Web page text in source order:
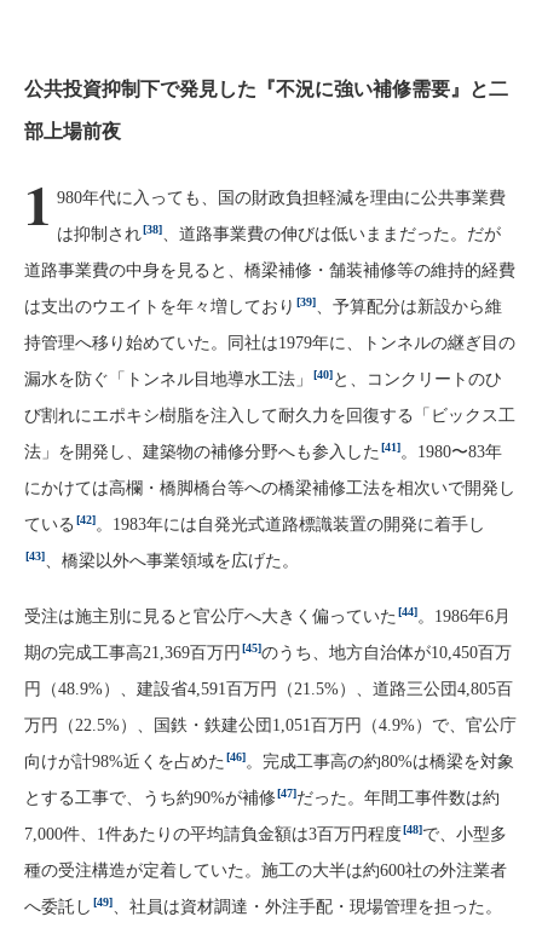
公共投資抑制下で発見した『不況に強い補修需要』と二
部上場前夜
1 980年代に入っても、国の財政負担軽減を理由に公共事業費
は抑制され[38]、道路事業費の伸びは低いままだった。だが
道路事業費の中身を見ると、橋梁補修・舗装補修等の維持的経費
は支出のウエイトを年々増しており [39]、予算配分は新設から維
持管理へ移り始めていた。同社は1979年に、トンネルの継ぎ目の
漏水を防ぐ「トンネル目地導水工法」
[40]と、コンクリートのひ
び割れにエポキシ樹脂を注入して耐久力を回復する「ビックス工
法」を開発し、建築物の補修分野へも参入した [41]。1980〜83年
にかけては高欄・橋脚橋台等への橋梁補修工法を相次いで開発し
ている [42]。1983年には自発光式道路標識装置の開発に着手し
[43]、橋梁以外へ事業領域を広げた。
受注は施主別に見ると官公庁へ大きく偏っていた [44]。1986年6月
期の完成工事高21,369百万円 [45]のうち、地方自治体が10,450百万
円（48.9%）、建設省4,591百万円（21.5%）、道路三公団4,805百
万円（22.5%）、国鉄・鉄建公団1,051百万円（4.9%）で、官公庁
向けが計98%近くを占めた [46]。完成工事高の約80%は橋梁を対象
とする工事で、うち約90%が補修[47]だった。年間工事件数は約
7,000件、1件あたりの平均請負金額は3百万円程度[48]で、小型多
種の受注構造が定着していた。施工の大半は約600社の外注業者
へ委託し [49]、社員は資材調達・外注手配・現場管理を担った。